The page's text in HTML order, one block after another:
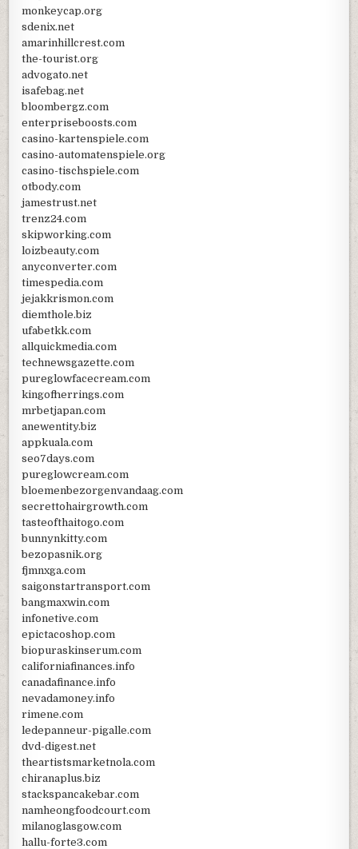
monkeycap.org
sdenix.net
amarinhillcrest.com
the-tourist.org
advogato.net
isafebag.net
bloombergz.com
enterpriseboosts.com
casino-kartenspiele.com
casino-automatenspiele.org
casino-tischspiele.com
otbody.com
jamestrust.net
trenz24.com
skipworking.com
loizbeauty.com
anyconverter.com
timespedia.com
jejakkrismon.com
diemthole.biz
ufabetkk.com
allquickmedia.com
technewsgazette.com
pureglowfacecream.com
kingofherrings.com
mrbetjapan.com
anewentity.biz
appkuala.com
seo7days.com
pureglowcream.com
bloemenbezorgenvandaag.com
secrettohairgrowth.com
tasteofthaitogo.com
bunnynkitty.com
bezopasnik.org
fjmnxga.com
saigonstartransport.com
bangmaxwin.com
infonetive.com
epictacoshop.com
biopuraskinserum.com
californiafinances.info
canadafinance.info
nevadamoney.info
rimene.com
ledepanneur-pigalle.com
dvd-digest.net
theartistsmarketnola.com
chiranaplus.biz
stackspancakebar.com
namheongfoodcourt.com
milanoglasgow.com
hallu-forte3.com